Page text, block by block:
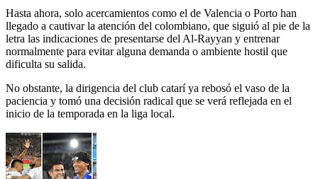
Hasta ahora, solo acercamientos como el de Valencia o Porto han
llegado a cautivar la atención del colombiano, que siguió al pie de la
letra las indicaciones de presentarse del Al-Rayyan y entrenar
normalmente para evitar alguna demanda o ambiente hostil que
dificulta su salida.
No obstante, la dirigencia del club catarí ya rebosó el vaso de la
paciencia y tomó una decisión radical que se verá reflejada en el
inicio de la temporada en la liga local.